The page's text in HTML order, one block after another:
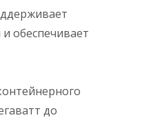
обеспечивает
до